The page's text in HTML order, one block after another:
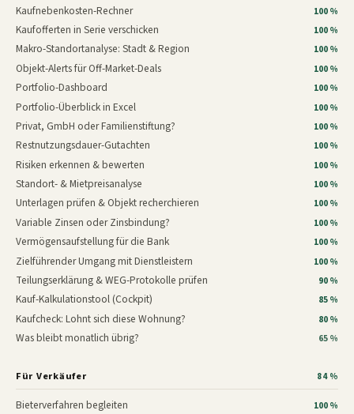
Kaufnebenkosten-Rechner 100 %
Kaufofferten in Serie verschicken 100 %
Makro-Standortanalyse: Stadt & Region 100 %
Objekt-Alerts für Off-Market-Deals 100 %
Portfolio-Dashboard 100 %
Portfolio-Überblick in Excel 100 %
Privat, GmbH oder Familienstiftung? 100 %
Restnutzungsdauer-Gutachten 100 %
Risiken erkennen & bewerten 100 %
Standort- & Mietpreisanalyse 100 %
Unterlagen prüfen & Objekt recherchieren 100 %
Variable Zinsen oder Zinsbindung? 100 %
Vermögensaufstellung für die Bank 100 %
Zielführender Umgang mit Dienstleistern 100 %
Teilungserklärung & WEG-Protokolle prüfen 90 %
Kauf-Kalkulationstool (Cockpit) 85 %
Kaufcheck: Lohnt sich diese Wohnung? 80 %
Was bleibt monatlich übrig? 65 %
Für Verkäufer 84 %
Bieterverfahren begleiten 100 %